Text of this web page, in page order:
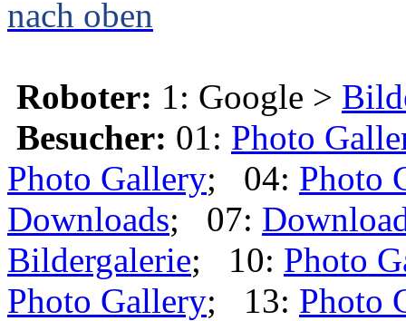
nach oben
Roboter: 1: Google >
Besucher: 01: Photo
Photo Gallery; 04: Photo
Downloads; 07:
Bildergalerie; 10: Photo
Photo Gallery; 13: Photo